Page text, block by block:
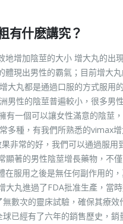
有什麽講究？
增加陰莖的大小 增大丸的出
現出男性的霸氣；目前增大
丸都是通過口服的方式服用
男性的陰莖普遍較小，很多男
有一個可以讓女性滿意的陰莖
多種，有我們所熟悉的vimax增
非常的好，我們可以通過服用
著的男性陰莖增長藥物，不
服用之後是無任何副作用的
丸進過了FDA批准生產，當
數次的靈床試驗，確保其療效
已經有了六年的銷售歷史，銷